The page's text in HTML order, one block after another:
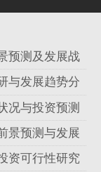
报告
数据
资讯
预测及发展战
与发展趋势分
况与投资预测
景预测与发展
资可行性研究